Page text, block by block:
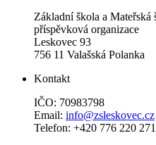
Základní škola a Mateřská
příspěvková organizace
Leskovec 93
756 11 Valašská Polanka
Kontakt
IČO: 70983798
Email: info@zsleskovec.cz
Telefon: +420 776 220 271